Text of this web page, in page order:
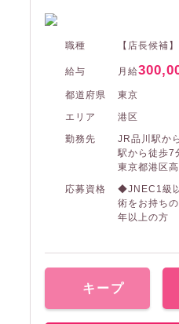
職種 【店長候補
給与 月給
都道府県
東京
エリア
港区
勤務先
JR品川駅か
駅から徒歩7
東京都港区
応募資格
◆JNEC1級
術をお持ち
年以上の方
キープ